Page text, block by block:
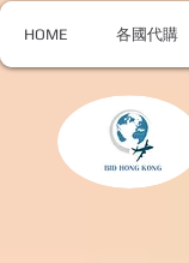
HOME 各國代購